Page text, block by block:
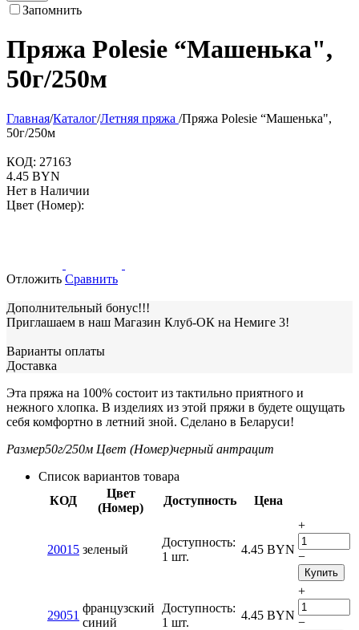
Запомнить
Пряжа Polesie “Машенька",
50г/250м
Главная/Каталог/Летняя пряжа /Пряжа Polesie “Машенька",
50г/250м
КОД: 27163
4.45 BYN
Нет в Наличии
Цвет (Номер):
Отложить Сравнить
Дополнительный бонус!!!
Приглашаем в наш Магазин Клуб-ОК на Немиге 3!
Варианты оплаты
Доставка
Эта пряжа на 100% состоит из тактильно приятного и
нежного хлопка. В изделиях из этой пряжи в будете ощущать
себя комфортно в летний зной. Сделано в Беларуси!
Размер50г/250м Цвет (Номер)черный антрацит
Список вариантов товара
КОД
Цвет
(Номер)
Доступность Цена
20015 зеленый
Доступность:
1 шт.
4.45 BYN
+
−
Купить
29051
французский
синий
Доступность:
1 шт.
4.45 BYN
+
−